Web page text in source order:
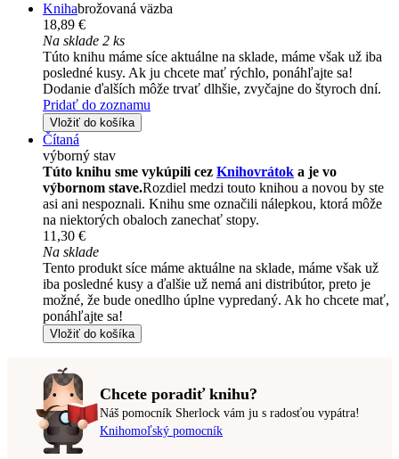
Knihabrožovaná väzba
18,89 €
Na sklade 2 ks
Túto knihu máme síce aktuálne na sklade, máme však už iba
posledné kusy. Ak ju chcete mať rýchlo, ponáhľajte sa!
Dodanie ďalších môže trvať dlhšie, zvyčajne do štyroch dní.
Pridať do zoznamu
Vložiť do košíka
Čítaná
výborný stav
Túto knihu sme vykúpili cez Knihovrátok a je vo
výbornom stave.Rozdiel medzi touto knihou a novou by ste
asi ani nespoznali. Knihu sme označili nálepkou, ktorá môže
na niektorých obaloch zanechať stopy.
11,30 €
Na sklade
Tento produkt síce máme aktuálne na sklade, máme však už
iba posledné kusy a ďalšie už nemá ani distribútor, preto je
možné, že bude onedlho úplne vypredaný. Ak ho chcete mať,
ponáhľajte sa!
Vložiť do košíka
Chcete poradiť knihu?
Náš pomocník Sherlock vám ju s radosťou vypátra!
Knihomoľský pomocník